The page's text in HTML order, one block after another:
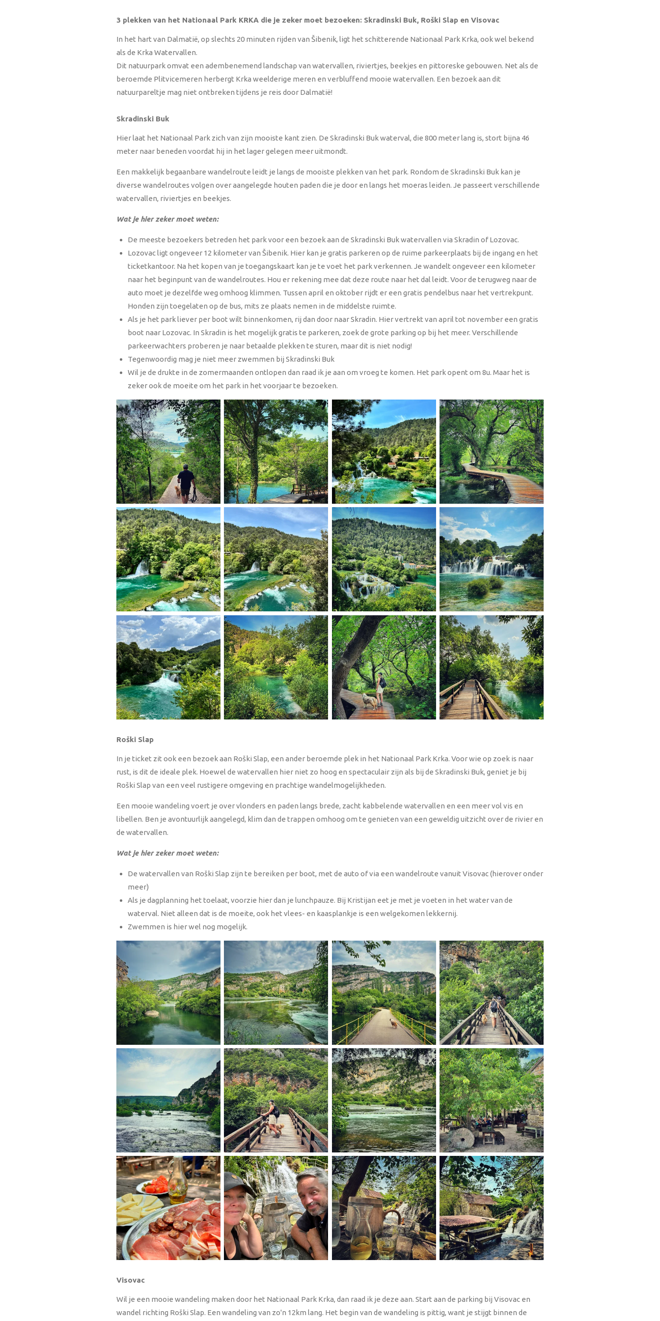
3 plekken van het Nationaal Park KRKA die je zeker moet bezoeken: Skradinski Buk, Roški Slap en Visovac
In het hart van Dalmatië, op slechts 20 minuten rijden van Šibenik, ligt het schitterende Nationaal Park Krka, ook wel bekend
als de Krka Watervallen.
Dit natuurpark omvat een adembenemend landschap van watervallen, riviertjes, beekjes en pittoreske gebouwen. Net als de
beroemde Plitvicemeren herbergt Krka weelderige meren en verbluffend mooie watervallen. Een bezoek aan dit
natuurpareltje mag niet ontbreken tijdens je reis door Dalmatië!
Skradinski Buk
Hier laat het Nationaal Park zich van zijn mooiste kant zien. De Skradinski Buk waterval, die 800 meter lang is, stort bijna 46
meter naar beneden voordat hij in het lager gelegen meer uitmondt.
Een makkelijk begaanbare wandelroute leidt je langs de mooiste plekken van het park. Rondom de Skradinski Buk kan je
diverse wandelroutes volgen over aangelegde houten paden die je door en langs het moeras leiden. Je passeert verschillende
watervallen, riviertjes en beekjes.
Wat je hier zeker moet weten:
De meeste bezoekers betreden het park voor een bezoek aan de Skradinski Buk watervallen via Skradin of Lozovac.
Lozovac ligt ongeveer 12 kilometer van Šibenik. Hier kan je gratis parkeren op de ruime parkeerplaats bij de ingang en het
ticketkantoor. Na het kopen van je toegangskaart kan je te voet het park verkennen. Je wandelt ongeveer een kilometer
naar het beginpunt van de wandelroutes. Hou er rekening mee dat deze route naar het dal leidt. Voor de terugweg naar de
auto moet je dezelfde weg omhoog klimmen. Tussen april en oktober rijdt er een gratis pendelbus naar het vertrekpunt.
Honden zijn toegelaten op de bus, mits ze plaats nemen in de middelste ruimte.
Als je het park liever per boot wilt binnenkomen, rij dan door naar Skradin. Hier vertrekt van april tot november een gratis
boot naar Lozovac. In Skradin is het mogelijk gratis te parkeren, zoek de grote parking op bij het meer. Verschillende
parkeerwachters proberen je naar betaalde plekken te sturen, maar dit is niet nodig!
Tegenwoordig mag je niet meer zwemmen bij Skradinski Buk
Wil je de drukte in de zomermaanden ontlopen dan raad ik je aan om vroeg te komen. Het park opent om 8u. Maar het is
zeker ook de moeite om het park in het voorjaar te bezoeken.
Roški Slap
In je ticket zit ook een bezoek aan Roški Slap, een ander beroemde plek in het Nationaal Park Krka. Voor wie op zoek is naar
rust, is dit de ideale plek. Hoewel de watervallen hier niet zo hoog en spectaculair zijn als bij de Skradinski Buk, geniet je bij
Roški Slap van een veel rustigere omgeving en prachtige wandelmogelijkheden.
Een mooie wandeling voert je over vlonders en paden langs brede, zacht kabbelende watervallen en een meer vol vis en
libellen. Ben je avontuurlijk aangelegd, klim dan de trappen omhoog om te genieten van een geweldig uitzicht over de rivier en
de watervallen.
Wat je hier zeker moet weten:
De watervallen van Roški Slap zijn te bereiken per boot, met de auto of via een wandelroute vanuit Visovac (hierover onder
meer)
Als je dagplanning het toelaat, voorzie hier dan je lunchpauze. Bij Kristijan eet je met je voeten in het water van de
waterval. Niet alleen dat is de moeite, ook het vlees- en kaasplankje is een welgekomen lekkernij.
Zwemmen is hier wel nog mogelijk.
Visovac
Wil je een mooie wandeling maken door het Nationaal Park Krka, dan raad ik je deze aan. Start aan de parking bij Visovac en
wandel richting Roški Slap. Een wandeling van zo'n 12km lang. Het begin van de wandeling is pittig, want je stijgt binnen de